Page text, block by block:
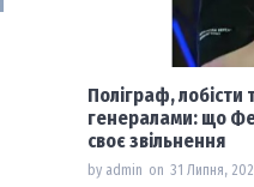
Поліграф, лобісти
генералами: що
своє звільнення
by admin on 31 Липня,